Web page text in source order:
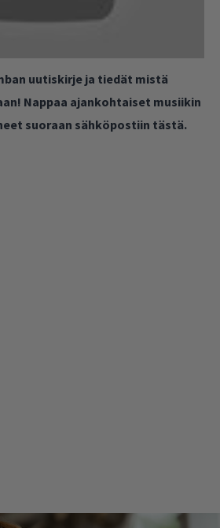
uutiskirje ja tiedät mistä
Nappaa ajankohtaiset musiikin
suoraan sähköpostiin tästä.